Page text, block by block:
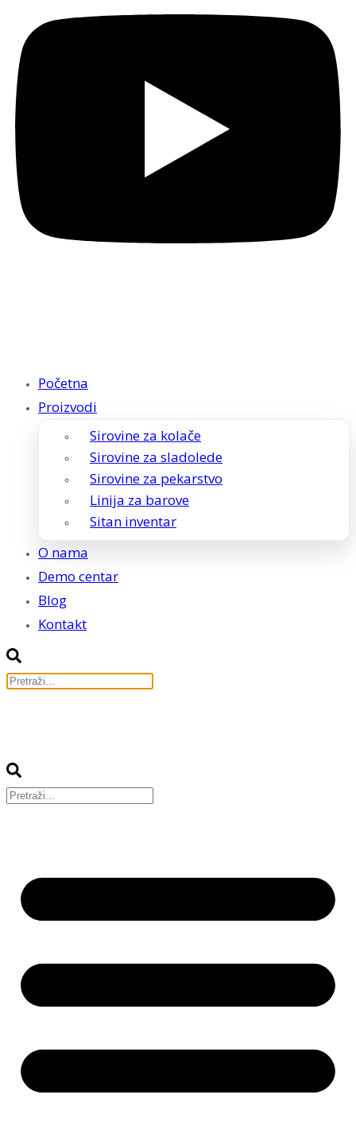
Početna
Proizvodi
Sirovine za kolače
Sirovine za sladolede
Sirovine za pekarstvo
Linija za barove
Sitan inventar
O nama
Demo centar
Blog
Kontakt